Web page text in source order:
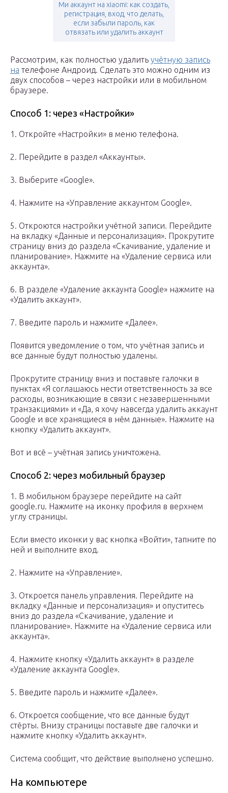
Ми аккаунт на xiaomi: как создать,
регистрация, вход, что делать,
если забыли пароль, как
отвязать или удалить аккаунт
Рассмотрим, как полностью удалить учётную запись
на телефоне Андроид. Сделать это можно одним из
двух способов – через настройки или в мобильном
браузере.
Способ 1: через «Настройки»
1. Откройте «Настройки» в меню телефона.
2. Перейдите в раздел «Аккаунты».
3. Выберите «Google».
4. Нажмите на «Управление аккаунтом Google».
5. Откроются настройки учётной записи. Перейдите
на вкладку «Данные и персонализация». Прокрутите
страницу вниз до раздела «Скачивание, удаление и
планирование». Нажмите на «Удаление сервиса или
аккаунта».
6. В разделе «Удаление аккаунта Google» нажмите на
«Удалить аккаунт».
7. Введите пароль и нажмите «Далее».
Появится уведомление о том, что учётная запись и
все данные будут полностью удалены.
Прокрутите страницу вниз и поставьте галочки в
пунктах «Я соглашаюсь нести ответственность за все
расходы, возникающие в связи с незавершенными
транзакциями» и «Да, я хочу навсегда удалить аккаунт
Google и все хранящиеся в нём данные». Нажмите на
кнопку «Удалить аккаунт».
Вот и всё – учётная запись уничтожена.
Способ 2: через мобильный браузер
1. В мобильном браузере перейдите на сайт
google.ru. Нажмите на иконку профиля в верхнем
углу страницы.
Если вместо иконки у вас кнопка «Войти», тапните по
ней и выполните вход.
2. Нажмите на «Управление».
3. Откроется панель управления. Перейдите на
вкладку «Данные и персонализация» и опуститесь
вниз до раздела «Скачивание, удаление и
планирование». Нажмите на «Удаление сервиса или
аккаунта».
4. Нажмите кнопку «Удалить аккаунт» в разделе
«Удаление аккаунта Google».
5. Введите пароль и нажмите «Далее».
6. Откроется сообщение, что все данные будут
стёрты. Внизу страницы поставьте две галочки и
нажмите кнопку «Удалить аккаунт».
Система сообщит, что действие выполнено успешно.
На компьютере